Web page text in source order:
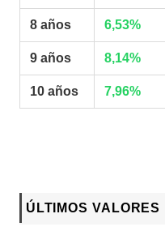
8 años 6,53%
9 años 8,14%
10 años 7,96%
ÚLTIMOS VALORES